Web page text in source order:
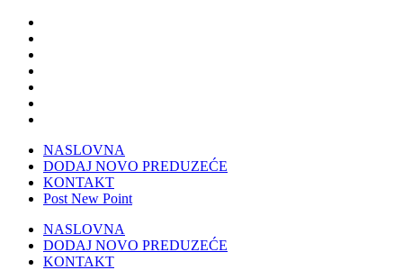
NASLOVNA
DODAJ NOVO PREDUZEĆE
KONTAKT
Post New Point
NASLOVNA
DODAJ NOVO PREDUZEĆE
KONTAKT